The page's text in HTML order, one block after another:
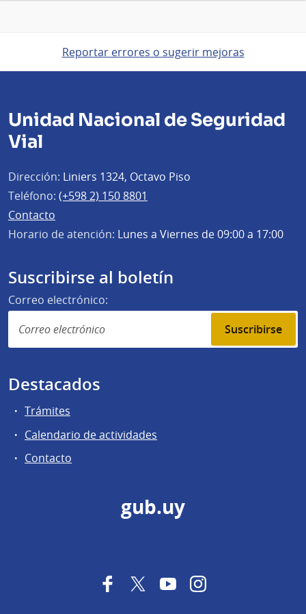
Reportar errores o sugerir mejoras
Unidad Nacional de Seguridad
Vial
Dirección: Liniers 1324, Octavo Piso
Teléfono: (+598 2) 150 8801
Contacto
Horario de atención: Lunes a Viernes de 09:00 a 17:00
Suscribirse al boletín
Correo electrónico:
Suscribirse
Destacados
Trámites
Calendario de actividades
Contacto
gub.uy
FacebookTwitterYouTubeInstagram